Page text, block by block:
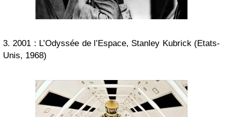
3. 2001 : L’Odyssée de l’Espace, Stanley Kubrick (Etats-
Unis, 1968)